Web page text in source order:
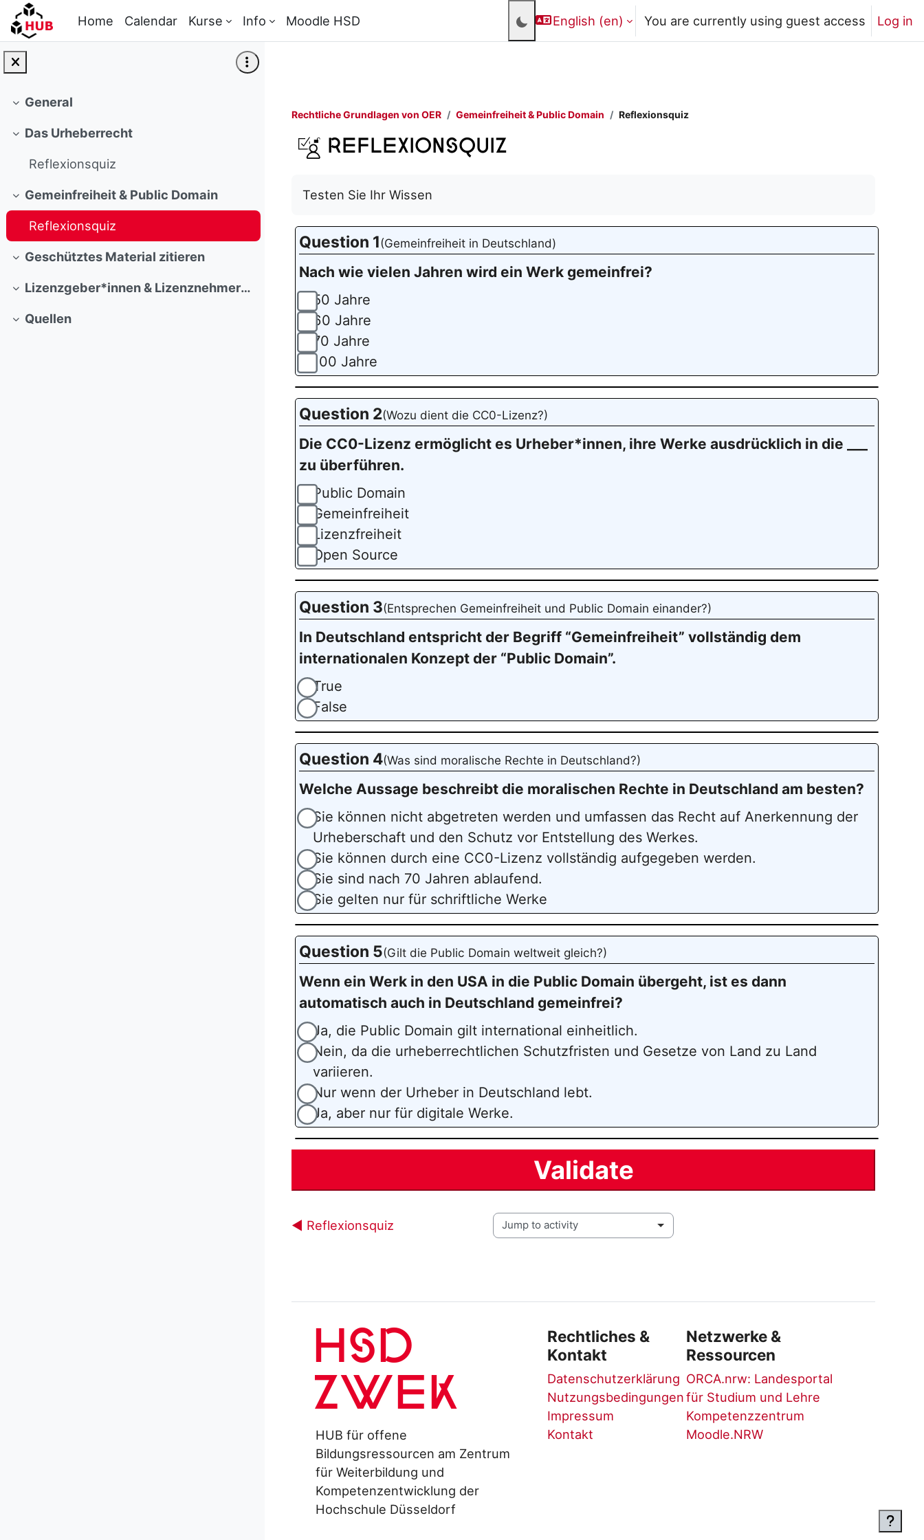
Skip to main content
Home Calendar Kurse Info Moodle HSD English ‎(en)‎ You are currently using guest access Log in
Collapse
General
Collapse
Das Urheberrecht
Reflexionsquiz
Collapse
Gemeinfreiheit & Public Domain
Reflexionsquiz
Collapse
Geschütztes Material zitieren
Collapse
Lizenzgeber*innen & Lizenznehmer*innen
Collapse
Quellen
Rechtliche Grundlagen von OER Gemeinfreiheit & Public Domain Reflexionsquiz
Reflexionsquiz
Testen Sie Ihr Wissen
Question 1(Gemeinfreiheit in Deutschland)
Nach wie vielen Jahren wird ein Werk gemeinfrei?
50 Jahre
60 Jahre
70 Jahre
100 Jahre
Question 2(Wozu dient die CC0-Lizenz?)
Die CC0-Lizenz ermöglicht es Urheber*innen, ihre Werke ausdrücklich in die ___
zu überführen.
Public Domain
Gemeinfreiheit
Lizenzfreiheit
Open Source
Question 3(Entsprechen Gemeinfreiheit und Public Domain einander?)
In Deutschland entspricht der Begriff “Gemeinfreiheit” vollständig dem
internationalen Konzept der “Public Domain”.
True
False
Question 4(Was sind moralische Rechte in Deutschland?)
Welche Aussage beschreibt die moralischen Rechte in Deutschland am besten?
Sie können nicht abgetreten werden und umfassen das Recht auf Anerkennung der
Urheberschaft und den Schutz vor Entstellung des Werkes.
Sie können durch eine CC0-Lizenz vollständig aufgegeben werden.
Sie sind nach 70 Jahren ablaufend.
Sie gelten nur für schriftliche Werke
Question 5(Gilt die Public Domain weltweit gleich?)
Wenn ein Werk in den USA in die Public Domain übergeht, ist es dann
automatisch auch in Deutschland gemeinfrei?
Ja, die Public Domain gilt international einheitlich.
Nein, da die urheberrechtlichen Schutzfristen und Gesetze von Land zu Land
variieren.
Nur wenn der Urheber in Deutschland lebt.
Ja, aber nur für digitale Werke.
Validate
◀︎ Reflexionsquiz
Jump to activity
HSD
ZWEK
HUB für offene
Bildungsressourcen am Zentrum
für Weiterbildung und
Kompetenzentwicklung der
Hochschule Düsseldorf
Rechtliches &
Kontakt
Datenschutzerklärung
Nutzungsbedingungen
Impressum
Kontakt
Netzwerke &
Ressourcen
ORCA.nrw: Landesportal
für Studium und Lehre
Kompetenzzentrum
Moodle.NRW